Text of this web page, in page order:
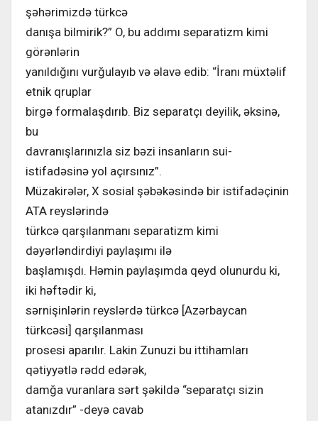
şəhərimizdə türkcə
danışa bilmirik?” O, bu addımı separatizm kimi
görənlərin
yanıldığını vurğulayıb və əlavə edib: “İranı müxtəlif
etnik qruplar
birgə formalaşdırıb. Biz separatçı deyilik, əksinə,
bu
davranışlarınızla siz bəzi insanların sui-
istifadəsinə yol açırsınız”.
Müzakirələr, X sosial şəbəkəsində bir istifadəçinin
ATA reyslərində
türkcə qarşılanmanı separatizm kimi
dəyərləndirdiyi paylaşımı ilə
başlamışdı. Həmin paylaşımda qeyd olunurdu ki,
iki həftədir ki,
sərnişinlərin reyslərdə türkcə [Azərbaycan
türkcəsi] qarşılanması
prosesi aparılır. Lakin Zunuzi bu ittihamları
qətiyyətlə rədd edərək,
damğa vuranlara sərt şəkildə “separatçı sizin
atanızdır” -deyə cavab